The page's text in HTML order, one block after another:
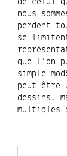
nous
perdent
se
que l’on
simple
peut être
dessins,
multiples